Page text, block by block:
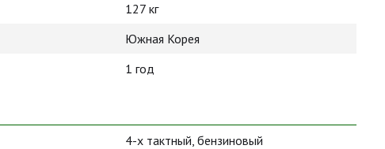
127 кг
Южная Корея
1 год
4-х тактный, бензиновый